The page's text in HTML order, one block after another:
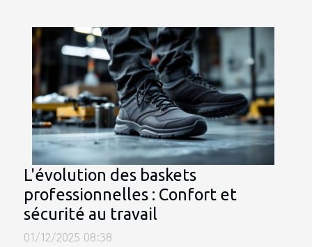
L'évolution des baskets
professionnelles : Confort et
sécurité au travail
01/12/2025 08:38